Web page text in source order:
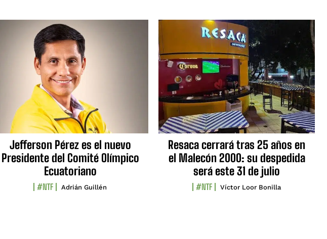
Jefferson Pérez es el nuevo
Presidente del Comité Olímpico
Ecuatoriano
#NTF Adrián Guillén
Resaca cerrará tras 25 años en
el Malecón 2000: su despedida
será este 31 de julio
#NTF Víctor Loor Bonilla